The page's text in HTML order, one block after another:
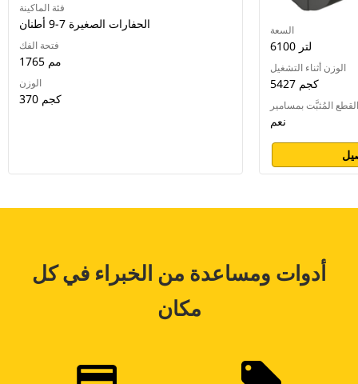
فئة الماكينة
الحفارات الصغيرة 7-9 أطنان
فتحة الفك
1765 مم
الوزن
370 كجم
السعة
6100 لتر
الوزن أثناء التشغيل
5427 كجم
المُثبَّت بمسامير
نعم
أدوات ومساعدة من الخبراء في كل
مكان